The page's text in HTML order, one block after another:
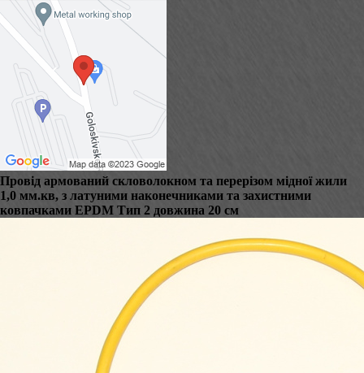
Провід армований скловолокном та перерізом мідної жили
1,0 мм.кв, з латуними наконечниками та захистними
ковпачками EPDM Тип 2 довжина 20 см